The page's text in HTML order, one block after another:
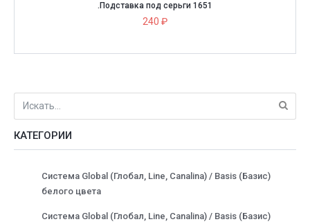
.Подставка под серьги 1651
240 ₽
КАТЕГОРИИ
Система Global (Глобал, Line, Canalina) / Basis (Базис)
белого цвета
Система Global (Глобал, Line, Canalina) / Basis (Базис)